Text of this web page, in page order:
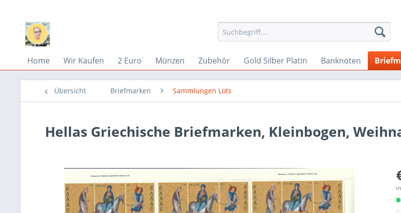
Home Wir Kaufen 2 Euro Münzen Zubehör Gold Silber Platin Banknoten
Übersicht Briefmarken Sammlungen Lots
Hellas Griechische Briefmarken, Kleinbogen,